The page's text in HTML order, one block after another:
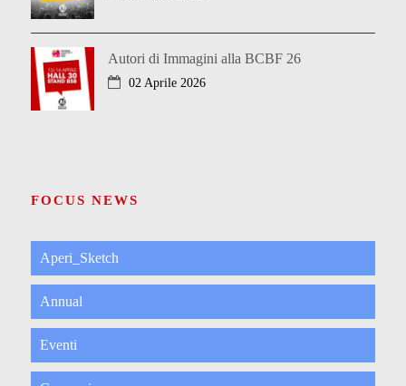
Autori di Immagini alla BCBF 26
02 Aprile 2026
FOCUS NEWS
Aperi_Sketch
Annual
Eventi